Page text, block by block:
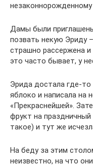
незаконнорожденному
Дамы были
позвать некую Эриду
страшно рассержена
это часто бывает, у
Эрида достала где-то
яблоко и написала на
«Прекраснейшей».
фрукт на
такое) и тут же
На беду за этим
неизвестно, на что